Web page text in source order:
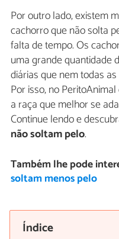
Por outro lado, existem
cachorro que não solta
falta de tempo. Os
uma grande quantidade
diárias que nem todas
Por isso, no
a raça que melhor se
Continue lendo e
não soltam pelo.
Também lhe pode
soltam menos pelo
Índice